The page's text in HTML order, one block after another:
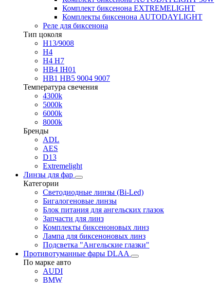
Комплект биксенона EXTREMELIGHT
Комплекты биксенона AUTODAYLIGHT
Реле для биксенона
Тип цоколя
H13/9008
H4
H4 H7
HB4 IH01
HB1 HB5 9004 9007
Температура свечения
4300k
5000k
6000k
8000k
Бренды
ADL
AES
D13
Extremelight
Линзы для фар
Категории
Светодиодные линзы (Bi-Led)
Бигалогеновые линзы
Блок питания для ангельских глазок
Запчасти для линз
Комплекты биксеноновых линз
Лампа для биксеноновых линз
Подсветка "Ангельские глазки"
Противотуманные фары DLAA
По марке авто
AUDI
BMW